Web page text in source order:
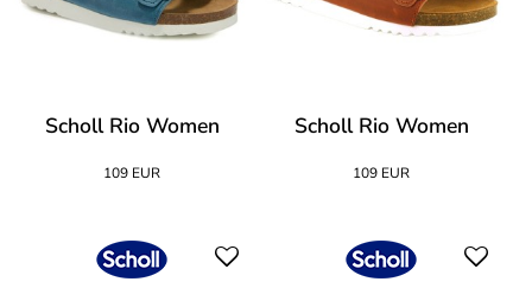
Scholl Rio Women
109 EUR
Scholl Rio Women
109 EUR